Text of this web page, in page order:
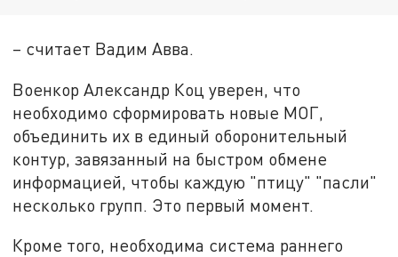
– считает Вадим Авва.
Военкор Александр Коц уверен, что
необходимо сформировать новые МОГ,
объединить их в единый оборонительный
контур, завязанный на быстром обмене
информацией, чтобы каждую "птицу" "пасли"
несколько групп. Это первый момент.
Кроме того, необходима система раннего